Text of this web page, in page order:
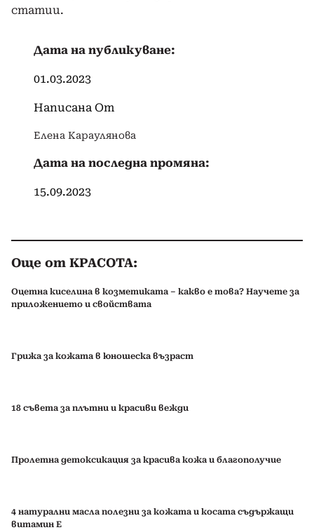
статии.
Дата на публикуване:
01.03.2023
Написана От
Елена Караулянова
Дата на последна промяна:
15.09.2023
Още от КРАСОТА:
Оцетна киселина в козметиката – какво е това? Научете за
приложението и свойствата
Грижа за кожата в юношеска възраст
18 съвета за плътни и красиви вежди
Пролетна детоксикация за красива кожа и благополучие
4 натурални масла полезни за кожата и косата съдържащи
витамин Е